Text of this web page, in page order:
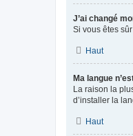
J’ai changé
Si vous êtes
Haut
Ma langue
La raison la
d’installer la
Haut